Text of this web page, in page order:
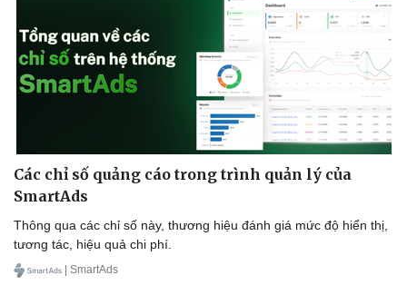
Các chỉ số quảng cáo trong trình quản lý của
SmartAds
Thông qua các chỉ số này, thương hiệu đánh giá mức độ hiển thị,
tương tác, hiệu quả chi phí.
| SmartAds